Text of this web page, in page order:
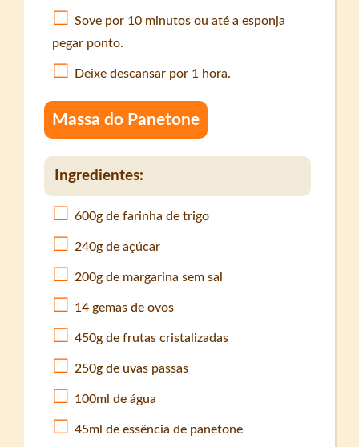
Sove por 10 minutos ou até a esponja
pegar ponto.
Deixe descansar por 1 hora.
Massa do Panetone
Ingredientes:
600g de farinha de trigo
240g de açúcar
200g de margarina sem sal
14 gemas de ovos
450g de frutas cristalizadas
250g de uvas passas
100ml de água
45ml de essência de panetone